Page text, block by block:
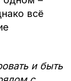
всё
и быть